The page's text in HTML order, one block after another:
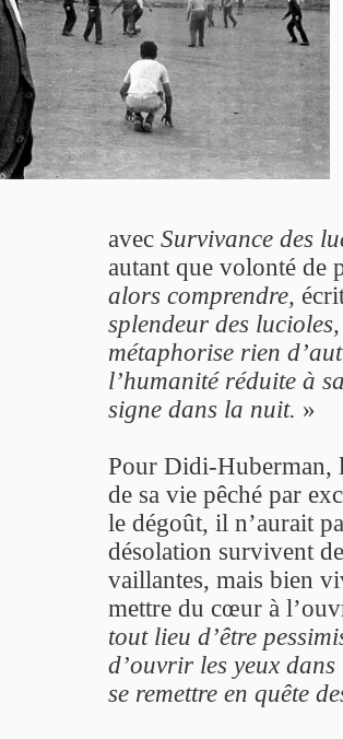
avec Survivance des
autant que volonté de
alors comprendre,
splendeur des
métaphorise rien
l’humanité réduite à
signe dans la nuit. »
Pour Didi-Huberman,
de sa vie pêché par
le dégoût, il n’aurait
désolation survivent
vaillantes, mais bien
mettre du cœur à
tout lieu d’être
d’ouvrir les yeux
se remettre en quête